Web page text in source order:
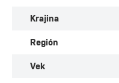
Krajina
Región
Vek